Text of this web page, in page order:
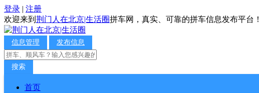
登录 | 注册
欢迎来到 荆门人在北京|生活圈拼车网，真实、可靠的拼车信息发布平台！
信息管理 发布信息
搜索
首页